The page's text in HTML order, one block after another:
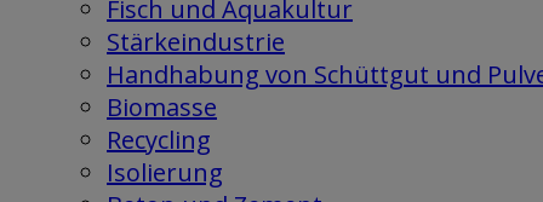
Fisch und Aquakultur
Stärkeindustrie
Handhabung von Schüttgut und
Biomasse
Recycling
Isolierung